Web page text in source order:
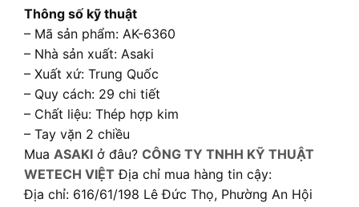
Thông số kỹ thuật
– Mã sản phẩm: AK-6360
– Nhà sản xuất: Asaki
– Xuất xứ: Trung Quốc
– Quy cách: 29 chi tiết
– Chất liệu: Thép hợp kim
– Tay vặn 2 chiều
Mua ASAKI ở đâu? CÔNG TY TNHH KỸ THUẬT
WETECH VIỆT Địa chỉ mua hàng tin cậy:
Địa chỉ: 616/61/198 Lê Đức Thọ, Phường An Hội